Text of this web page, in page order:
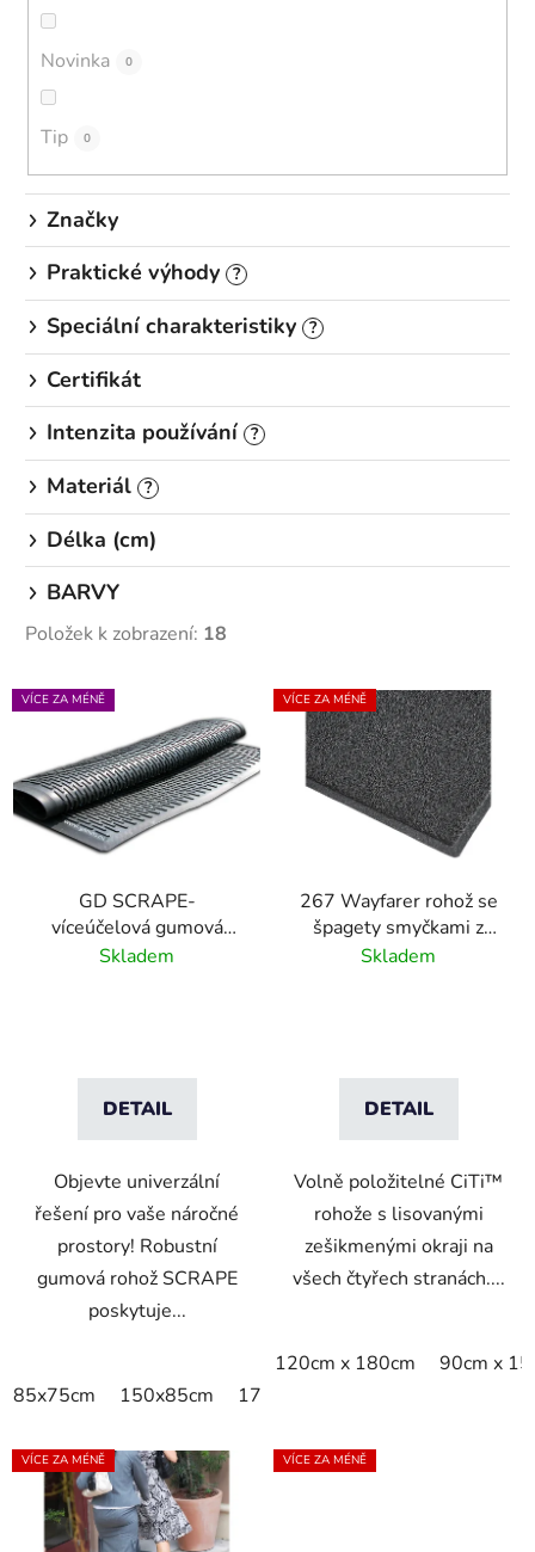
Novinka 0
Tip 0
Značky
Praktické výhody ?
Speciální charakteristiky ?
Certifikát
Intenzita používání ?
Materiál ?
Délka (cm)
BARVY
Položek k zobrazení: 18
V
ý
i
s
VÍCE ZA MÉNĚ
GD SCRAPE-
víceúčelová gumová
rohož- interiér/exteriér
Skladem
DETAIL
Objevte univerzální
řešení pro vaše náročné
prostory! Robustní
gumová rohož SCRAPE
poskytuje...
85x75cm 150x85cm 175x115cm
VÍCE ZA MÉNĚ
267 Wayfarer rohož se
špagety smyčkami z
hrubého vinylu - 16mm
Skladem
DETAIL
Volně položitelné CiTi™
rohože s lisovanými
zešikmenými okraji na
všech čtyřech stranách....
120cm x 180cm 90cm x
VÍCE ZA MÉNĚ VÍCE ZA MÉNĚ